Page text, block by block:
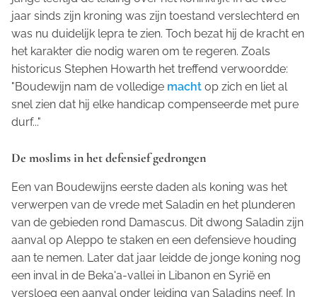
jaar sinds zijn kroning was zijn toestand verslechterd en
was nu duidelijk lepra te zien. Toch bezat hij de kracht en
het karakter die nodig waren om te regeren. Zoals
historicus Stephen Howarth het treffend verwoordde:
"Boudewijn nam de volledige macht op zich en liet al
snel zien dat hij elke handicap compenseerde met pure
durf..."
De moslims in het defensief gedrongen
Een van Boudewijns eerste daden als koning was het
verwerpen van de vrede met Saladin en het plunderen
van de gebieden rond Damascus. Dit dwong Saladin zijn
aanval op Aleppo te staken en een defensieve houding
aan te nemen. Later dat jaar leidde de jonge koning nog
een inval in de Beka'a-vallei in Libanon en Syrië en
versloeg een aanval onder leiding van Saladins neef. In